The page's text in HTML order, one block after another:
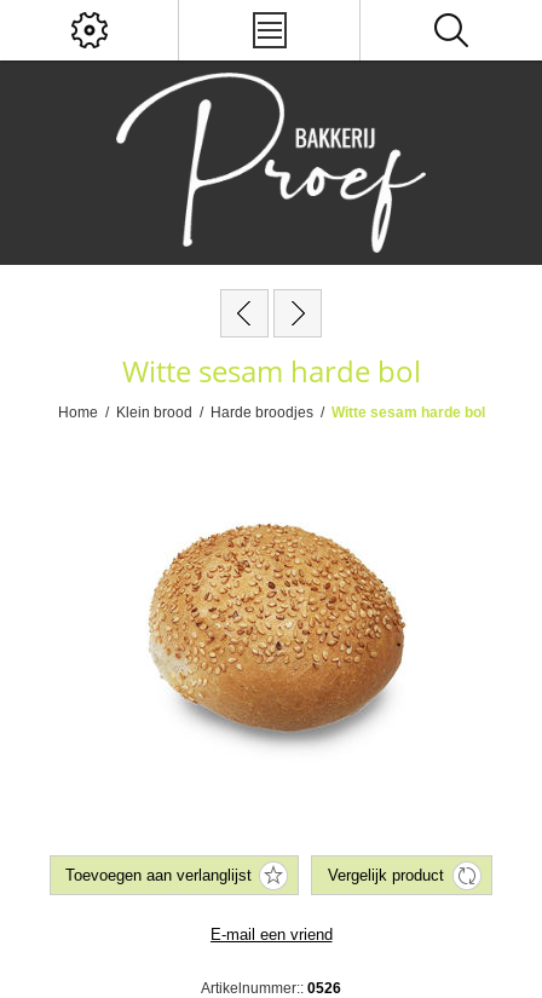
Witte sesam harde bol
Home / Klein brood / Harde broodjes / Witte sesam harde bol
Artikelnummer:: 0526